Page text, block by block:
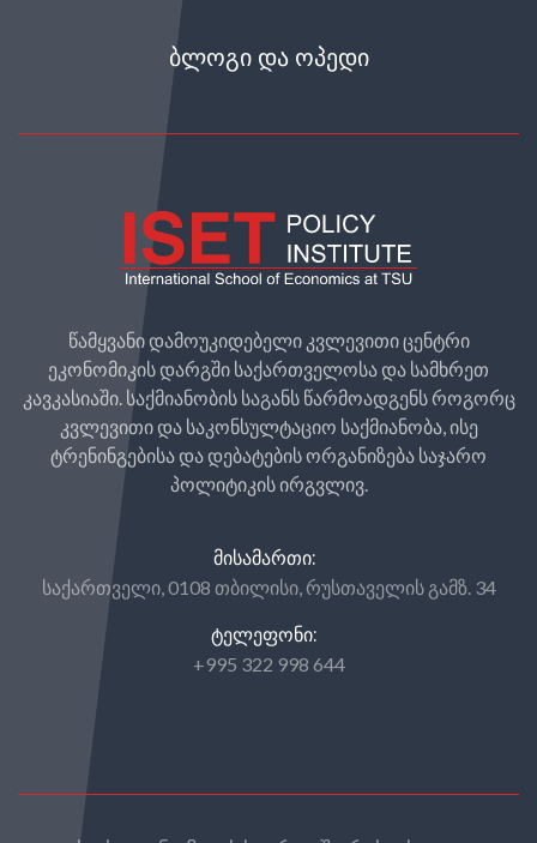
ᲑᲚᲝᲒᲘ ᲓᲐ ᲝᲞᲔᲓᲘ
წამყვანი დამოუკიდებელი კვლევითი ცენტრი
ეკონომიკის დარგში საქართველოსა და სამხრეთ
კავკასიაში. საქმიანობის საგანს წარმოადგენს როგორც
კვლევითი და საკონსულტაციო საქმიანობა, ისე
ტრენინგებისა და დებატების ორგანიზება საჯარო
პოლიტიკის ირგვლივ.
ᲛᲘᲡᲐᲛᲐᲠᲗᲘ:
საქართველი, 0108 თბილისი, რუსთაველის გამზ. 34
ᲢᲔᲚᲔᲤᲝᲜᲘ:
+995 322 998 644